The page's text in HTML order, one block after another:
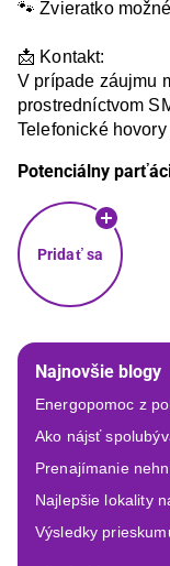
🐾 Zvieratko
📩 Kontakt:
V prípade záujmu
prostredníctvom
Potenciálny
Pridať sa
Najnovšie blogy
Energopomoc z
Ako nájsť
Najlepšie lokality
Výsledky